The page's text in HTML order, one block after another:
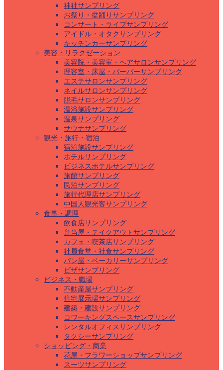
神社サンプリング
お祭り・盆踊りサンプリング
コンサート・ライブサンプリング
アイドル・オタクサンプリング
キッチンカーサンプリング
美容・リラクゼーション
美容院・美容室・ヘアサロンサンプリング
理容室・床屋・バーバーサンプリング
エステサロンサンプリング
ネイルサロンサンプリング
脱毛サロンサンプリング
温浴施設サンプリング
温泉サンプリング
サウナサンプリング
観光・旅行・宿泊
宿泊施設サンプリング
ホテルサンプリング
ビジネスホテルサンプリング
旅館サンプリング
民泊サンプリング
旅行代理店サンプリング
中国人観光客サンプリング
食事・調理
飲食店サンプリング
弁当屋・テイクアウトサンプリング
カフェ・喫茶店サンプリング
社員食堂・社食サンプリング
パン屋・ベーカリーサンプリング
ピザサンプリング
ビジネス・職場
不動産屋サンプリング
住宅展示場サンプリング
建築・建設サンプリング
コワーキングスペースサンプリング
レンタルオフィスサンプリング
タクシーサンプリング
ショッピング・商業
花屋・フラワーショップサンプリング
スーツサンプリング